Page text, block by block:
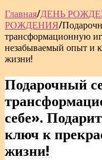
Главная/ДЕНЬ
РОЖДЕНИЯ/
трансформационную
незабываемый опыт и
жизни!
Подарочный
себе».
ключ к
жизни!